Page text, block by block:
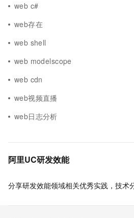
web c#
web存在
web shell
web modelscope
web cdn
web视频直播
web日志分析
阿里UC研发效能
分享研发效能领域相关优秀实践，技术